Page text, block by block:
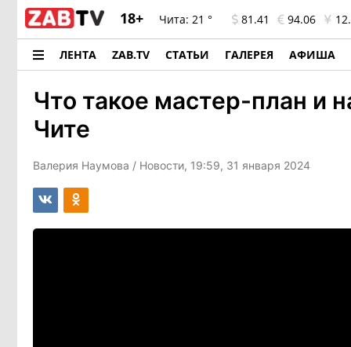
18+ Чита: 21 ° 81.41 94.06
ЛЕНТА ZAB.TV СТАТЬИ ГАЛЕРЕЯ АФИША
Что такое мастер-план и
Чите
Валерия Наумова / Новости, 19:59, 31 января 2024